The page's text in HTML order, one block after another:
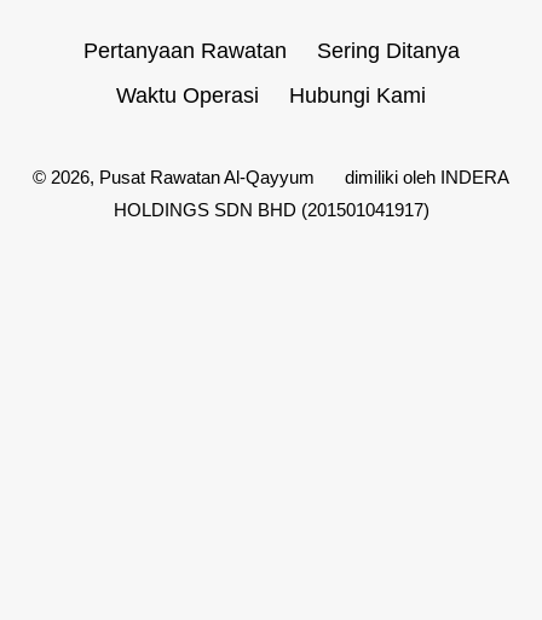
Pertanyaan Rawatan
Sering Ditanya
Waktu Operasi
Hubungi Kami
© 2026, Pusat Rawatan Al-Qayyum
dimiliki oleh INDERA
HOLDINGS SDN BHD (201501041917)